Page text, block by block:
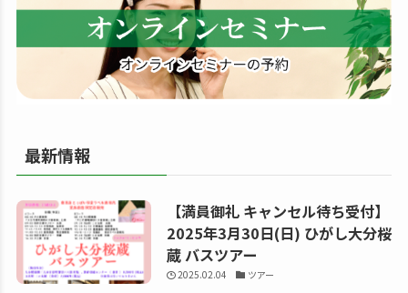
る
最新情報
【満員御礼 キャンセル待ち受付】
2025年3月30日(日) ひがし大分桜
蔵 バスツアー
2025.02.04 ツアー